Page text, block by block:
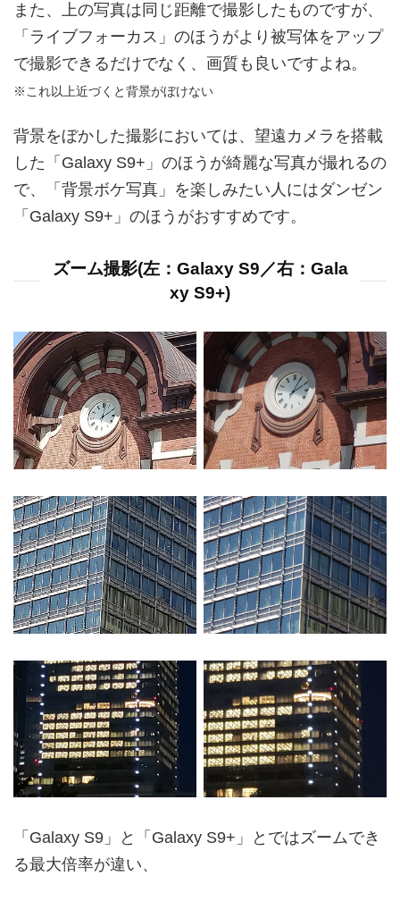
また、上の写真は同じ距離で撮影したものですが、
「ライブフォーカス」のほうがより被写体をアップ
で撮影できるだけでなく、画質も良いですよね。
※これ以上近づくと背景がぼけない
背景をぼかした撮影においては、望遠カメラを搭載
した「Galaxy S9+」のほうが綺麗な写真が撮れるの
で、「背景ボケ写真」を楽しみたい人にはダンゼン
「Galaxy S9+」のほうがおすすめです。
ズーム撮影(左：Galaxy S9／右：Gala
xy S9+)
「Galaxy S9」と「Galaxy S9+」とではズームでき
る最大倍率が違い、